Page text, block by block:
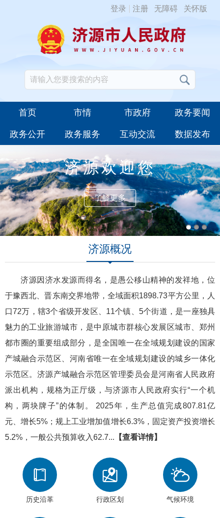
登录 注册 无障碍 关怀版
首页 市情 市政府 政务要闻
政务公开 政务服务 互动交流 数据发布
济源欢迎您
了解更多
济源概况
济源因济水发源而得名，是愚公移山精神的发祥地，位
于豫西北、晋东南交界地带，全域面积1898.73平方公里，人
口72万，辖3个省级开发区、11个镇、5个街道，是一座独具
魅力的工业旅游城市，是中原城市群核心发展区城市、郑州
都市圈的重要组成部分，是全国唯一在全域规划建设的国家
产城融合示范区、河南省唯一在全域规划建设的城乡一体化
示范区。济源产城融合示范区管理委员会是河南省人民政府
派出机构，规格为正厅级，与济源市人民政府实行“一个机
构，两块牌子”的体制。 2025年，生产总值完成807.81亿
元、增长5%；规上工业增加值增长6.3%，固定资产投资增长
5.2%，一般公共预算收入62.7... 【查看详情】
历史沿革 行政区划 气候环境